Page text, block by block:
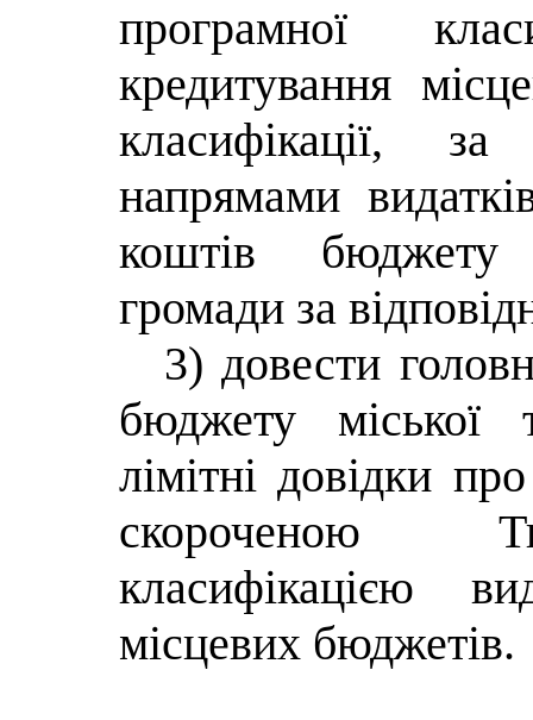
програмної
кредитування
класифікації,
напрямами
коштів бюджету
громади за
3) довести
бюджету міської
лімітні довідки
скороченою
класифікацією
місцевих бюджетів.